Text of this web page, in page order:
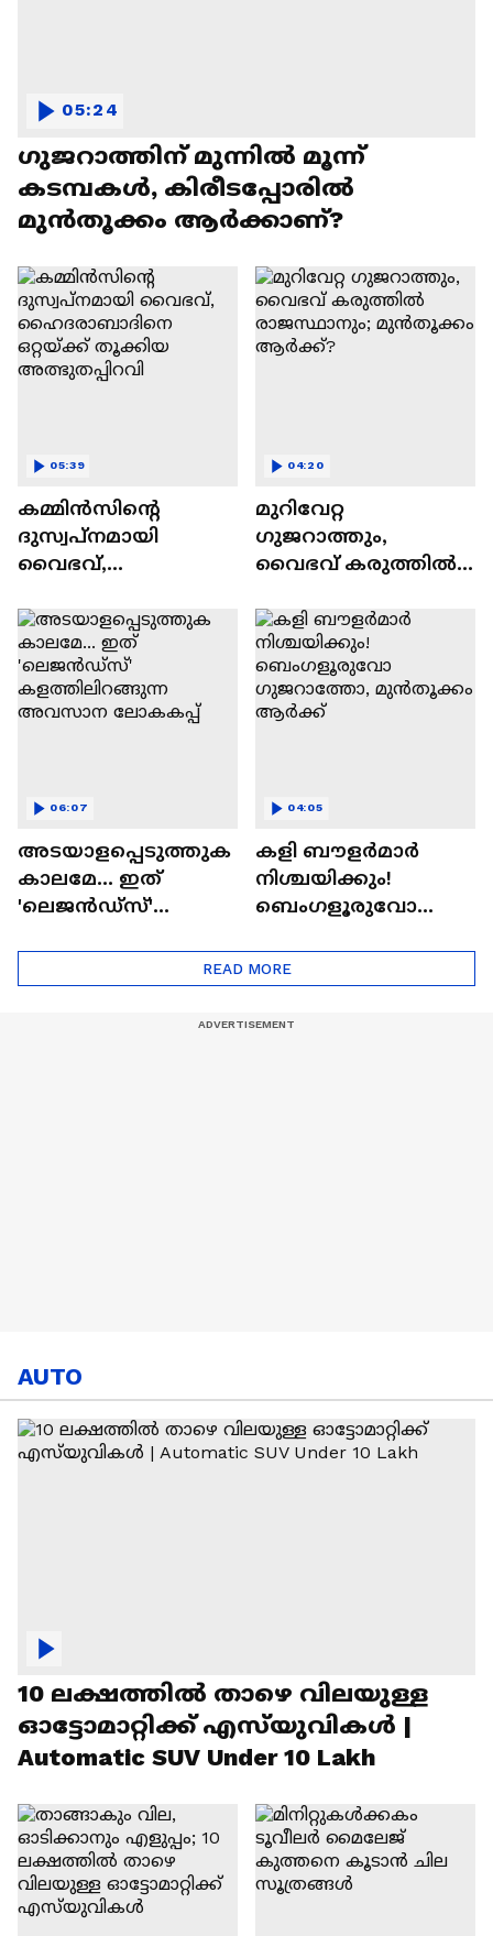
ഗുജറാത്തിന് മുന്നില്‍ മൂന്ന്
കടമ്പകള്‍, കിരീടപ്പോരില്‍
മുൻതൂക്കം ആര്‍ക്കാണ്?
05:24
കമ്മിൻസിന്റെ
ദുസ്വപ്നമായി
വൈഭവ്,
ഒറ്റയ്ക്ക് തൂക്കിയ
അത്ഭുതപ്പിറവി
05:39
മുറിവേറ്റ
ഗുജറാത്തും,
വൈഭവ് കരുത്തില്‍
മുൻതൂക്കം ആർക്ക്?
04:20
അടയാളപ്പെടുത്തുക
കാലമേ... ഇത്
'ലെജൻഡ്‌സ്'
അവസാന ലോകകപ്പ്
06:07
കളി ബൗളര്‍മാര്‍
നിശ്ചയിക്കും!
ബെംഗളൂരുവോ
മുൻതൂക്കം ആർക്ക്
04:05
READ MORE
AUTO
10 ലക്ഷത്തിൽ താഴെ വിലയുള്ള
ഓട്ടോമാറ്റിക്ക് എസ്‍യുവികൾ |
Automatic SUV Under 10 Lakh